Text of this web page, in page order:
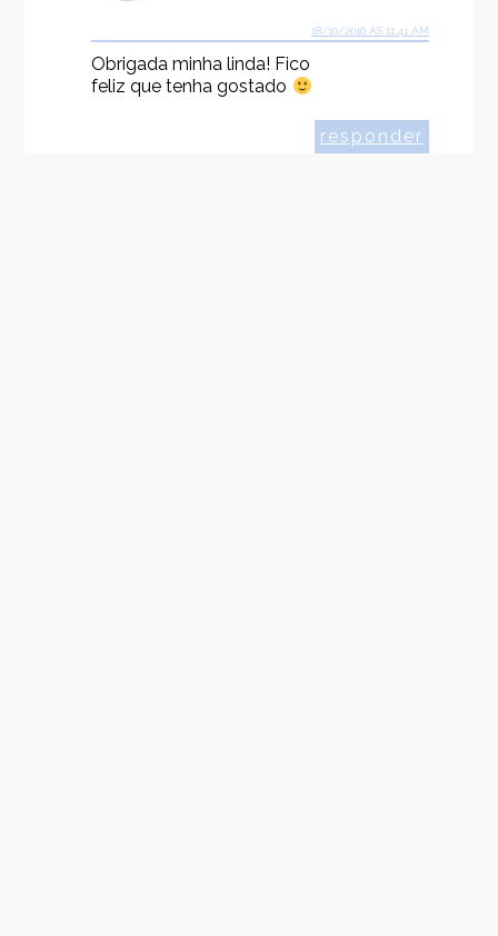
18/10/2016 ÀS 11:41 AM
Obrigada minha linda! Fico
feliz que tenha gostado
responder